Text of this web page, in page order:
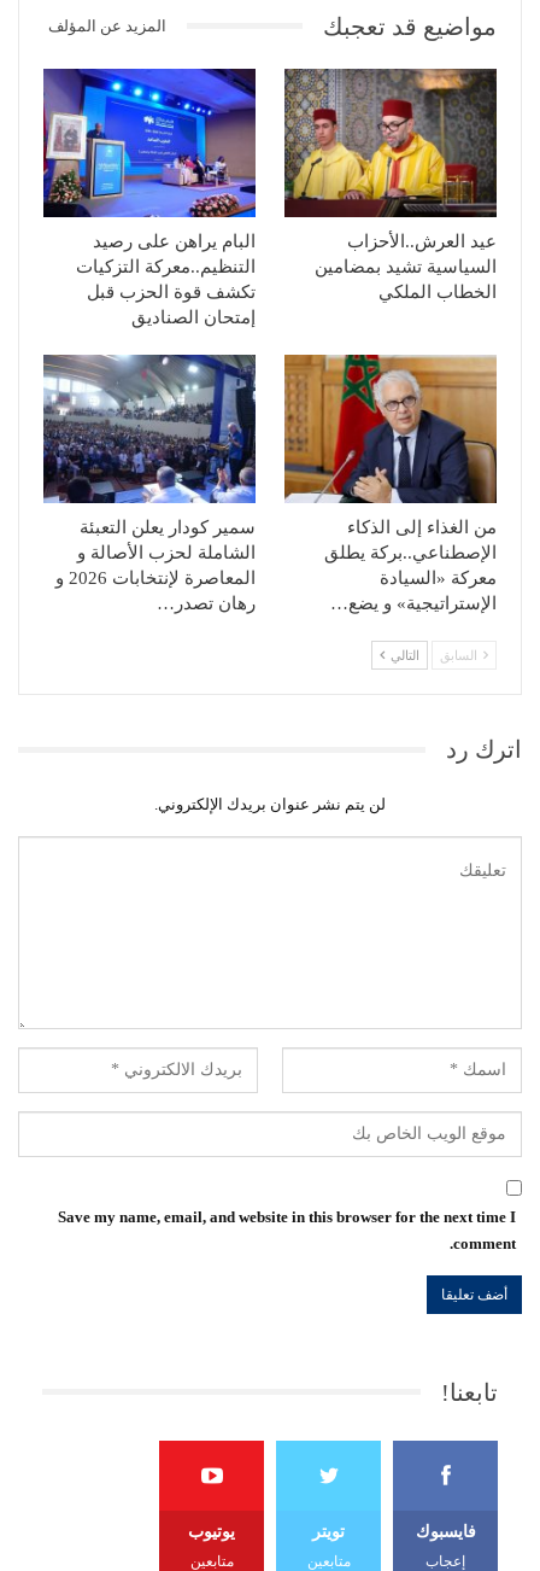
مواضيع قد تعجبك المزيد عن المؤلف
عيد العرش..الأحزاب
السياسية تشيد بمضامين
الخطاب الملكي
البام يراهن على رصيد
التنظيم..معركة التزكيات
تكشف قوة الحزب قبل
إمتحان الصناديق
من الغذاء إلى الذكاء
الإصطناعي..بركة يطلق
معركة «السيادة
الإستراتيجية» و يضع…
سمير كودار يعلن التعبئة
الشاملة لحزب الأصالة و
المعاصرة لإنتخابات 2026 و
رهان تصدر…
السابق التالي
اترك رد
لن يتم نشر عنوان بريدك الإلكتروني.
Save my name, email, and website in this browser for the next time I
comment.
تابعنا!
فايسبوك
إعجاب
تويتر
متابعين
يوتيوب
متابعين